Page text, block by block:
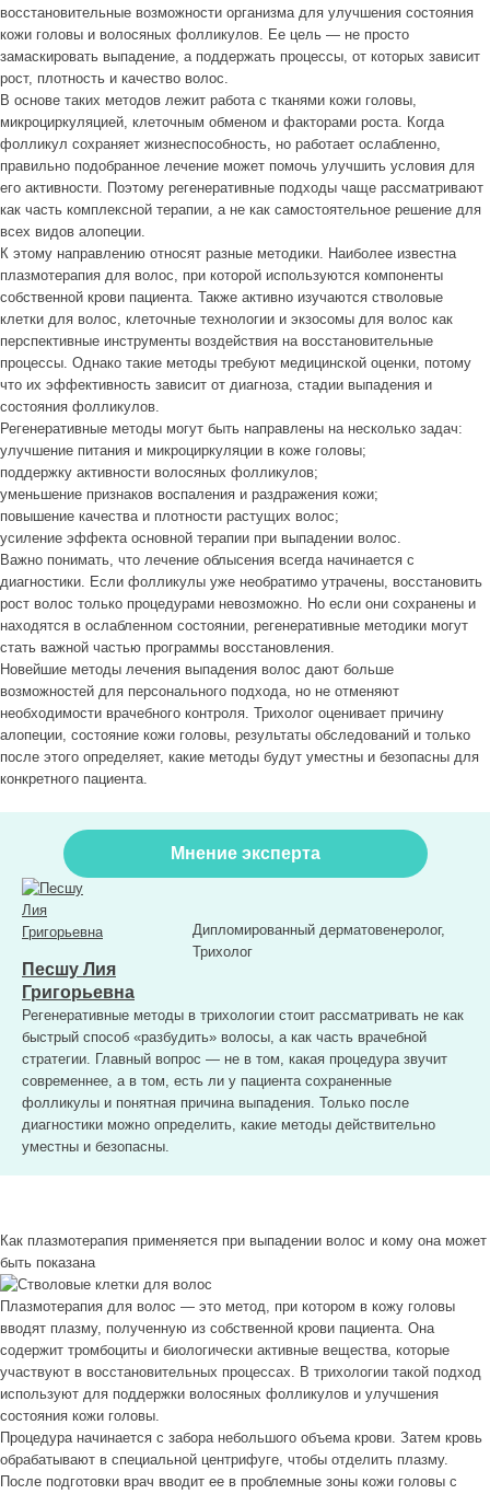
восстановительные возможности организма для улучшения состояния
кожи головы и волосяных фолликулов. Ее цель — не просто
замаскировать выпадение, а поддержать процессы, от которых зависит
рост, плотность и качество волос.
В основе таких методов лежит работа с тканями кожи головы,
микроциркуляцией, клеточным обменом и факторами роста. Когда
фолликул сохраняет жизнеспособность, но работает ослабленно,
правильно подобранное лечение может помочь улучшить условия для
его активности. Поэтому регенеративные подходы чаще рассматривают
как часть комплексной терапии, а не как самостоятельное решение для
всех видов алопеции.
К этому направлению относят разные методики. Наиболее известна
плазмотерапия для волос, при которой используются компоненты
собственной крови пациента. Также активно изучаются стволовые
клетки для волос, клеточные технологии и экзосомы для волос как
перспективные инструменты воздействия на восстановительные
процессы. Однако такие методы требуют медицинской оценки, потому
что их эффективность зависит от диагноза, стадии выпадения и
состояния фолликулов.
Регенеративные методы могут быть направлены на несколько задач:
улучшение питания и микроциркуляции в коже головы;
поддержку активности волосяных фолликулов;
уменьшение признаков воспаления и раздражения кожи;
повышение качества и плотности растущих волос;
усиление эффекта основной терапии при выпадении волос.
Важно понимать, что лечение облысения всегда начинается с
диагностики. Если фолликулы уже необратимо утрачены, восстановить
рост волос только процедурами невозможно. Но если они сохранены и
находятся в ослабленном состоянии, регенеративные методики могут
стать важной частью программы восстановления.
Новейшие методы лечения выпадения волос дают больше
возможностей для персонального подхода, но не отменяют
необходимости врачебного контроля. Трихолог оценивает причину
алопеции, состояние кожи головы, результаты обследований и только
после этого определяет, какие методы будут уместны и безопасны для
конкретного пациента.
Мнение эксперта
Песшу Лия
Григорьевна
Дипломированный дерматовенеролог,
Трихолог
Регенеративные методы в трихологии стоит рассматривать не как
быстрый способ «разбудить» волосы, а как часть врачебной
стратегии. Главный вопрос — не в том, какая процедура звучит
современнее, а в том, есть ли у пациента сохраненные
фолликулы и понятная причина выпадения. Только после
диагностики можно определить, какие методы действительно
уместны и безопасны.
Как плазмотерапия применяется при выпадении волос и кому она может
быть показана
Плазмотерапия для волос — это метод, при котором в кожу головы
вводят плазму, полученную из собственной крови пациента. Она
содержит тромбоциты и биологически активные вещества, которые
участвуют в восстановительных процессах. В трихологии такой подход
используют для поддержки волосяных фолликулов и улучшения
состояния кожи головы.
Процедура начинается с забора небольшого объема крови. Затем кровь
обрабатывают в специальной центрифуге, чтобы отделить плазму.
После подготовки врач вводит ее в проблемные зоны кожи головы с